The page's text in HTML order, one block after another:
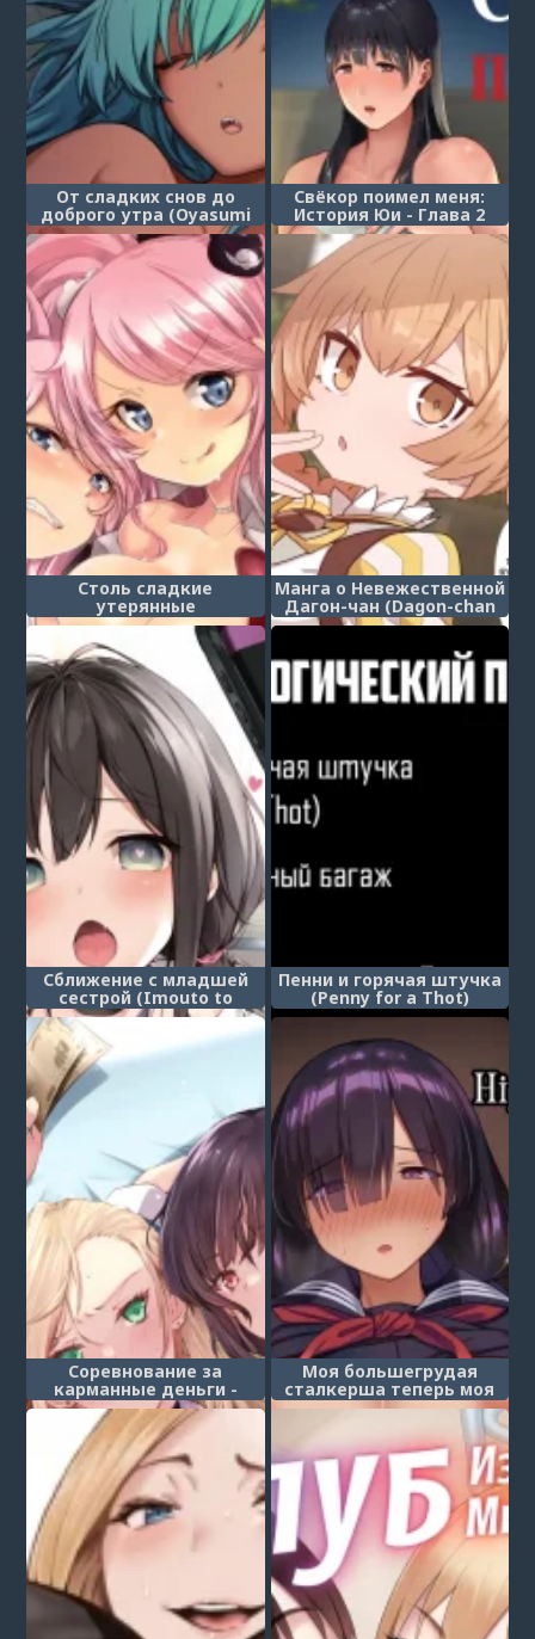
От сладких снов до
доброго утра (Oyasumi
Kara Ohayou Made)
Свёкор поимел меня:
История Юи - Глава 2
(Screwed by Father-in-Law
- All About Yui)
Столь сладкие
утерянные
воспоминания (Sweet
Sweet Lost Memory)
Манга о Невежественной
Дагон-чан (Dagon-chan
Mob Sao Muchi Ecchi
Сближение с младшей
сестрой (Imouto to
(Saimin de) Ichaicha Suru
Пенни и горячая штучка
(Penny for a Thot)
Соревнование за
карманные деньги -
глава 1 (Kateinai baishun;
Allowance Arms Race)
Моя большегрудая
сталкерша теперь моя
девушка (Jimi Kyonyuu
no Stalker Onna ni
Kokuhaku Sareta Node
Yarimakutte Mita Hanashi;
My Big-Boobed Stalker is
Now My Girlfriend)